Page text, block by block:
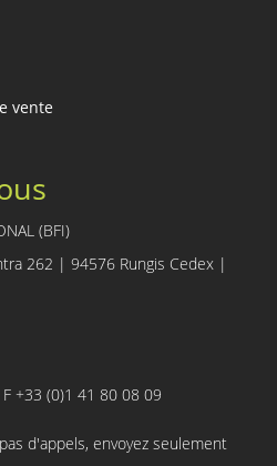
vente
(BFI)
262 | 94576 Rungis Cedex |
+33 (0)1 41 80 08 09
d'appels, envoyez seulement